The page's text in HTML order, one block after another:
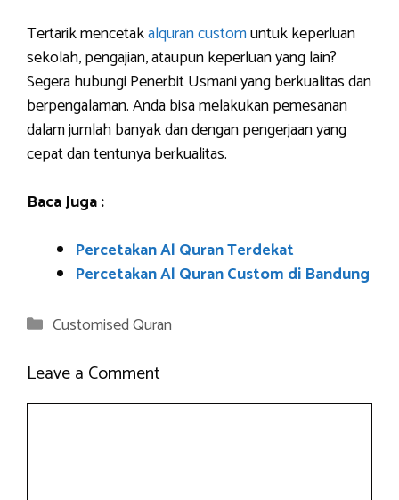
Tertarik mencetakalquran customuntuk keperluan
sekolah, pengajian, ataupun keperluan yang lain?
Segera hubungi Penerbit Usmani yang berkualitas dan
berpengalaman. Anda bisa melakukan pemesanan
dalam jumlah banyak dan dengan pengerjaan yang
cepat dan tentunya berkualitas.
Baca Juga :
Percetakan Al Quran Terdekat
Percetakan Al Quran Custom di Bandung
Categories
Customised Quran
Leave a Comment